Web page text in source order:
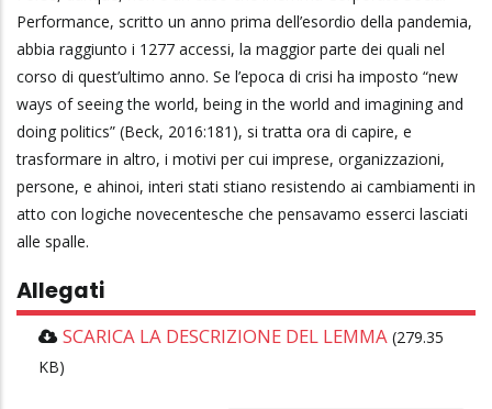
Performance, scritto un anno prima dell’esordio della pandemia,
abbia raggiunto i 1277 accessi, la maggior parte dei quali nel
corso di quest’ultimo anno. Se l’epoca di crisi ha imposto “new
ways of seeing the world, being in the world and imagining and
doing politics” (Beck, 2016:181), si tratta ora di capire, e
trasformare in altro, i motivi per cui imprese, organizzazioni,
persone, e ahinoi, interi stati stiano resistendo ai cambiamenti in
atto con logiche novecentesche che pensavamo esserci lasciati
alle spalle.
Allegati
SCARICA LA DESCRIZIONE DEL LEMMA (279.35
KB)